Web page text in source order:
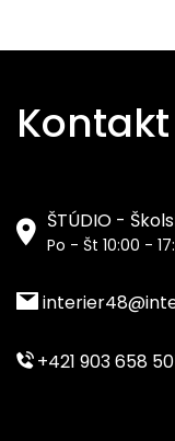
Kontakt
ŠTÚDIO -
Po - Št 10:00 -
+421 903 658